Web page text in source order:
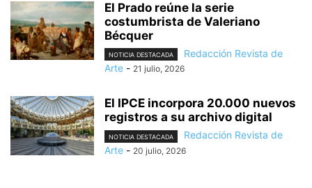
El Prado reúne la serie
costumbrista de Valeriano
Bécquer
NOTICIA DESTACADA
Redacción Revista de
Arte - 21 julio, 2026
El IPCE incorpora 20.000 nuevos
registros a su archivo digital
NOTICIA DESTACADA
Redacción Revista de
Arte - 20 julio, 2026